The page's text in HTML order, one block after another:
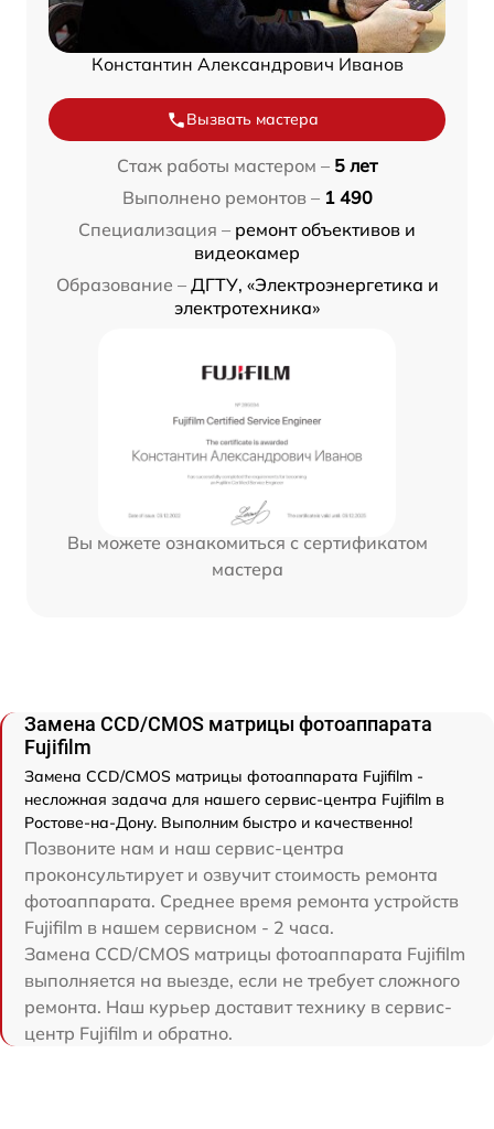
Константин Александрович Иванов
Вызвать мастера
Стаж работы мастером – 5 лет
Выполнено ремонтов – 1 490
Специализация – ремонт объективов и
видеокамер
Образование – ДГТУ, «Электроэнергетика и
электротехника»
Вы можете ознакомиться с сертификатом
мастера
Замена CCD/CMOS матрицы фотоаппарата
Fujifilm
Замена CCD/CMOS матрицы фотоаппарата Fujifilm -
несложная задача для нашего сервис-центра Fujifilm в
Ростове-на-Дону. Выполним быстро и качественно!
Позвоните нам и наш сервис-центра
проконсультирует и озвучит стоимость ремонта
фотоаппарата. Среднее время ремонта устройств
Fujifilm в нашем сервисном - 2 часа.
Замена CCD/CMOS матрицы фотоаппарата Fujifilm
выполняется на выезде, если не требует сложного
ремонта. Наш курьер доставит технику в сервис-
центр Fujifilm и обратно.